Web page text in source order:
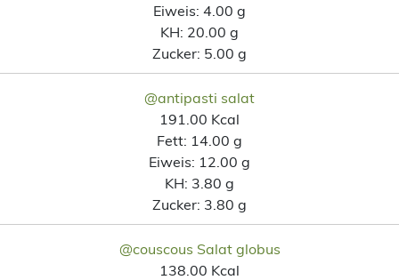
Eiweis: 4.00 g
KH: 20.00 g
Zucker: 5.00 g
@antipasti salat
191.00 Kcal
Fett: 14.00 g
Eiweis: 12.00 g
KH: 3.80 g
Zucker: 3.80 g
@couscous Salat globus
138.00 Kcal